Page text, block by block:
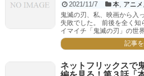
2021/11/7 本, アニメ ,
鬼滅の刃、私、映画から入
失敗でした。 前後を全く
イマイチ「鬼滅の刃」の世
記事
ネットフリックス